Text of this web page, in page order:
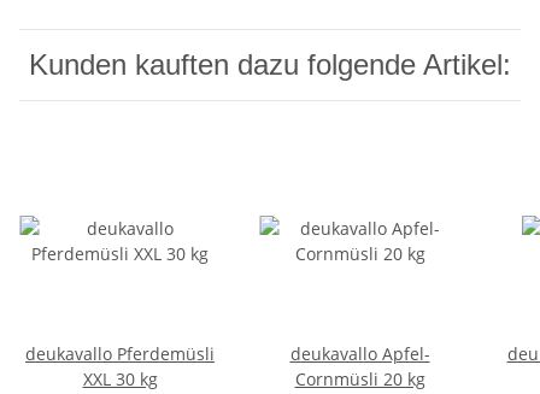
Kunden kauften dazu folgende Artikel:
deukavallo Pferdemüsli
XXL 30 kg
deukavallo Apfel-
Cornmüsli 20 kg